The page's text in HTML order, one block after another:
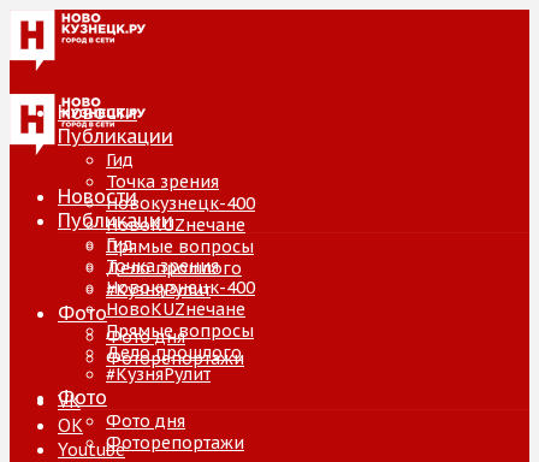
Новости
Публикации
Гид
Точка зрения
Новокузнецк-400
НовоKUZнечане
Прямые вопросы
Дело прошлого
#КузняРулит
Фото
Фото дня
Фоторепортажи
VK
ОК
Youtube
Новости
Публикации
Гид
Точка зрения
Новокузнецк-400
НовоKUZнечане
Прямые вопросы
Дело прошлого
#КузняРулит
Фото
Фото дня
Фоторепортажи